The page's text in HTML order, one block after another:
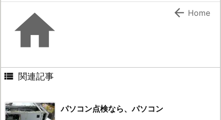
  Home
 関連記事
パソコン点検なら、パソコン